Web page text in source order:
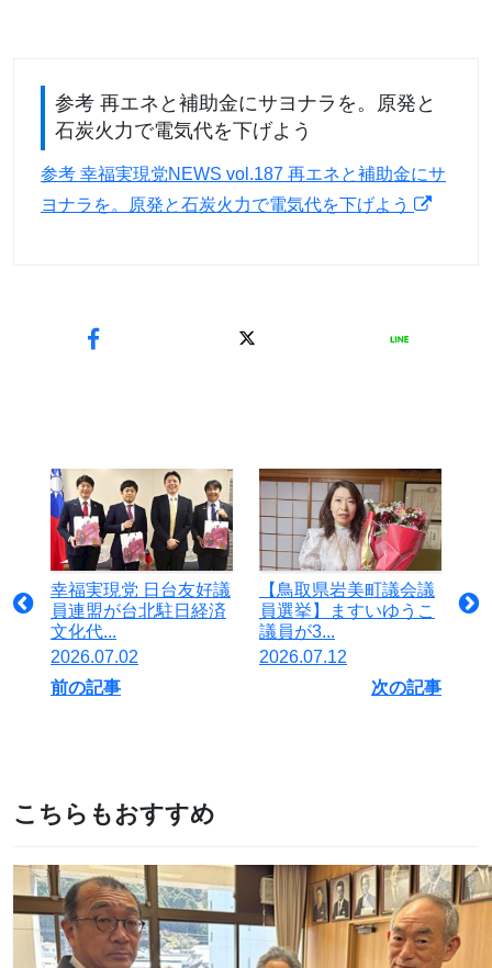
参考 再エネと補助金にサヨナラを。原発と
石炭火力で電気代を下げよう
参考 幸福実現党NEWS vol.187 再エネと補助金にサ
ヨナラを。原発と石炭火力で電気代を下げよう
幸福実現党 日台友好議
員連盟が台北駐日経済
文化代...
2026.07.02
前の記事
【鳥取県岩美町議会議
員選挙】ますいゆうこ
議員が3...
2026.07.12
次の記事
こちらもおすすめ